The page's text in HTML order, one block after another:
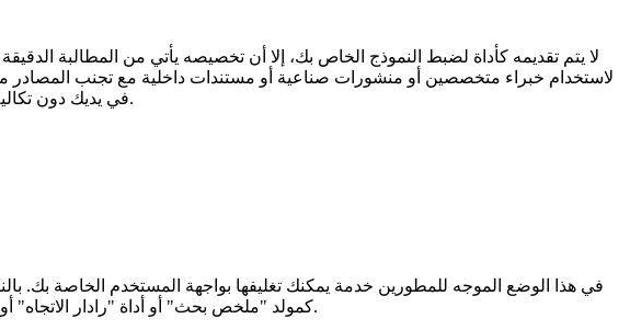
في يديك دون تكاليف البنية التحتية، ولكنه يعني أيضًا أن المسؤولية تقع عليك لترميز المعايير التحريرية وصوت العلامة التجارية في المطالبة.
SaaS، هذا يعني تجميع Gemini Deep Research كمولد "ملخص بحث" أو أداة "رادار الاتجاه" أو "مدقق حقائق نصي صوتي" بأقل قدر من التعليمات البرمجية للصق.